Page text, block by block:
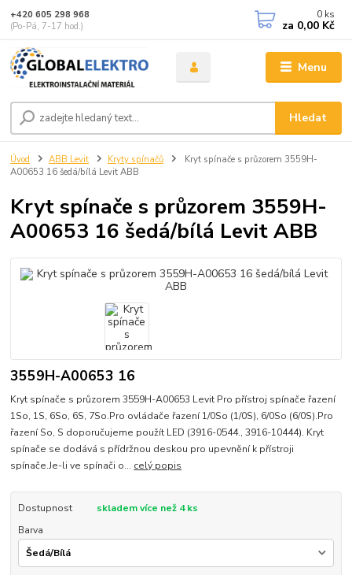
Menu
Hledat
+420 605 298 968
(Po-Pá, 7-17 hod.)
0 ks
za 0,00 Kč
Úvod ABB Levit Kryty spínačů
Kryt spínače s průzorem 3559H-
A00653 16 šedá/bílá Levit ABB
Kryt spínače s průzorem 3559H-
A00653 16 šedá/bílá Levit ABB
3559H-A00653 16
Kryt spínače s průzorem 3559H-A00653 Levit Pro přístroj spínače řazení
1So, 1S, 6So, 6S, 7So.Pro ovládače řazení 1/0So (1/0S), 6/0So (6/0S).Pro
řazení So, S doporučujeme použít LED (3916-0544., 3916-10444). Kryt
spínače se dodává s přídržnou deskou pro upevnění k přístroji
spínače.Je-li ve spínači o... celý popis
Dostupnost
skladem více než 4 ks
Barva